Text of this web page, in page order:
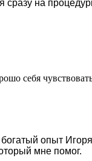
сразу на
себя
опыт
мне помог.